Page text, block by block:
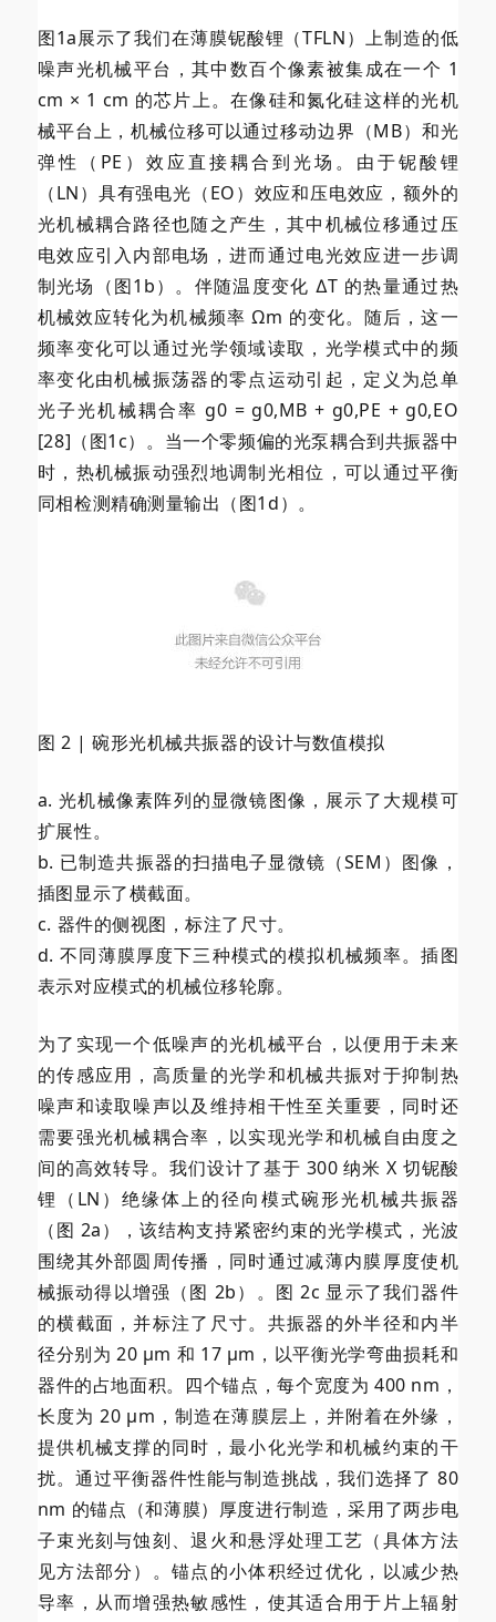
图1a展示了我们在薄膜铌酸锂（TFLN）上制造的低
噪声光机械平台，其中数百个像素被集成在一个 1
cm × 1 cm 的芯片上。在像硅和氮化硅这样的光机
械平台上，机械位移可以通过移动边界（MB）和光
弹性（PE）效应直接耦合到光场。由于铌酸锂
（LN）具有强电光（EO）效应和压电效应，额外的
光机械耦合路径也随之产生，其中机械位移通过压
电效应引入内部电场，进而通过电光效应进一步调
制光场（图1b）。伴随温度变化 ∆T 的热量通过热
机械效应转化为机械频率 Ωm 的变化。随后，这一
频率变化可以通过光学领域读取，光学模式中的频
率变化由机械振荡器的零点运动引起，定义为总单
光子光机械耦合率 g0 = g0,MB + g0,PE + g0,EO
[28]（图1c）。当一个零频偏的光泵耦合到共振器中
时，热机械振动强烈地调制光相位，可以通过平衡
同相检测精确测量输出（图1d）。
图 2 | 碗形光机械共振器的设计与数值模拟
a. 光机械像素阵列的显微镜图像，展示了大规模可
扩展性。
b. 已制造共振器的扫描电子显微镜（SEM）图像，
插图显示了横截面。
c. 器件的侧视图，标注了尺寸。
d. 不同薄膜厚度下三种模式的模拟机械频率。插图
表示对应模式的机械位移轮廓。
为了实现一个低噪声的光机械平台，以便用于未来
的传感应用，高质量的光学和机械共振对于抑制热
噪声和读取噪声以及维持相干性至关重要，同时还
需要强光机械耦合率，以实现光学和机械自由度之
间的高效转导。我们设计了基于 300 纳米 X 切铌酸
锂（LN）绝缘体上的径向模式碗形光机械共振器
（图 2a），该结构支持紧密约束的光学模式，光波
围绕其外部圆周传播，同时通过减薄内膜厚度使机
械振动得以增强（图 2b）。图 2c 显示了我们器件
的横截面，并标注了尺寸。共振器的外半径和内半
径分别为 20 µm 和 17 µm，以平衡光学弯曲损耗和
器件的占地面积。四个锚点，每个宽度为 400 nm，
长度为 20 µm，制造在薄膜层上，并附着在外缘，
提供机械支撑的同时，最小化光学和机械约束的干
扰。通过平衡器件性能与制造挑战，我们选择了 80
nm 的锚点（和薄膜）厚度进行制造，采用了两步电
子束光刻与蚀刻、退火和悬浮处理工艺（具体方法
见方法部分）。锚点的小体积经过优化，以减少热
导率，从而增强热敏感性，使其适合用于片上辐射